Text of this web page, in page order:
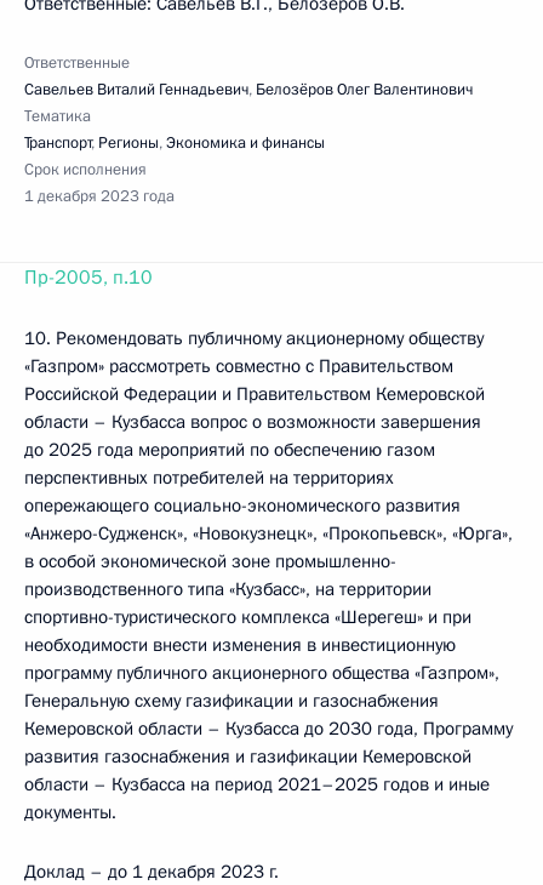
Ответственные
Савельев Виталий Геннадьевич, Белозёров Олег Валентинович
Тематика
Транспорт, Регионы,Экономика и финансы
Срок исполнения
1 декабря 2023 года
Пр-2005, п.10
10. Рекомендовать публичному акционерному обществу
«Газпром» рассмотреть совместно с Правительством
Российской Федерации и Правительством Кемеровской
области – Кузбасса вопрос о возможности завершения
до 2025 года мероприятий по обеспечению газом
перспективных потребителей на территориях
опережающего социально-экономического развития
«Анжеро-Судженск», «Новокузнецк», «Прокопьевск», «Юрга»,
в особой экономической зоне промышленно-
производственного типа «Кузбасс», на территории
спортивно-туристического комплекса «Шерегеш» и при
необходимости внести изменения в инвестиционную
программу публичного акционерного общества «Газпром»,
Генеральную схему газификации и газоснабжения
Кемеровской области – Кузбасса до 2030 года, Программу
развития газоснабжения и газификации Кемеровской
области – Кузбасса на период 2021–2025 годов и иные
документы.
Доклад – до 1 декабря 2023 г.